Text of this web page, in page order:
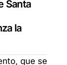
Santa
la
que se